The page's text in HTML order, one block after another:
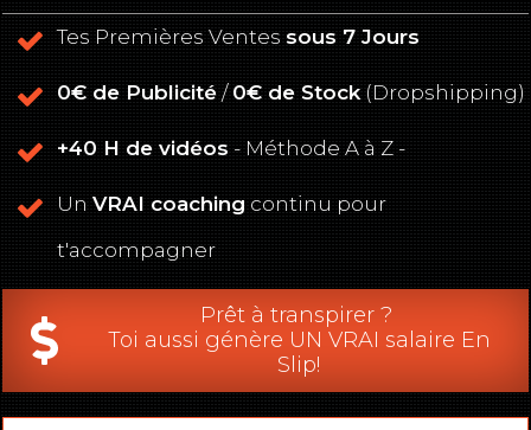
Tes Premières Ventes sous 7 Jours
0€ de Publicité / 0€ de Stock(Dropshipping)
+40 H de vidéos - Méthode A à Z -
Un VRAI coaching continu pour
t'accompagner
Prêt à transpirer ?
Toi aussi génère UN VRAI salaire En
Slip!